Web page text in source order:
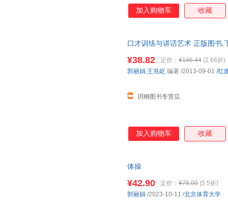
加入购物车 收藏
口才训练与讲话艺术 正版图书,
¥38.82 定价： ¥146.44 (2.66折)
玥桐图书专营店
郭丽娟,王兆屹 编著 /2013-09-01 /红
加入购物车 收藏
体操
¥42.90 定价： ¥78.00 (5.5折)
郭丽娟 /2023-10-11 /北京体育大学